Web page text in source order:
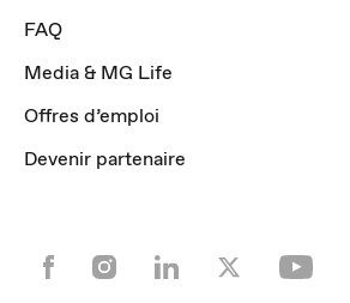
FAQ
Media & MG Life
Offres d’emploi
Devenir partenaire